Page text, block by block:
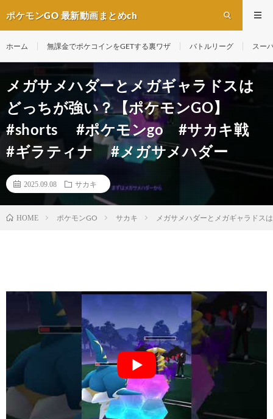
ポケモンGO 最新動画まとめch
ホーム 無課金でポケコインをGETする裏ワザ バトルリーグ スー
メガサメハダーとメガギャラドスは
どっちが強い？【ポケモンGO】
#shorts #ポケモンgo #サカキ戦
#ギラティナ #メガサメハダー
2025.09.08 サカキ
HOME ポケモンGO サカキ メガサメハダーとメガギャラド